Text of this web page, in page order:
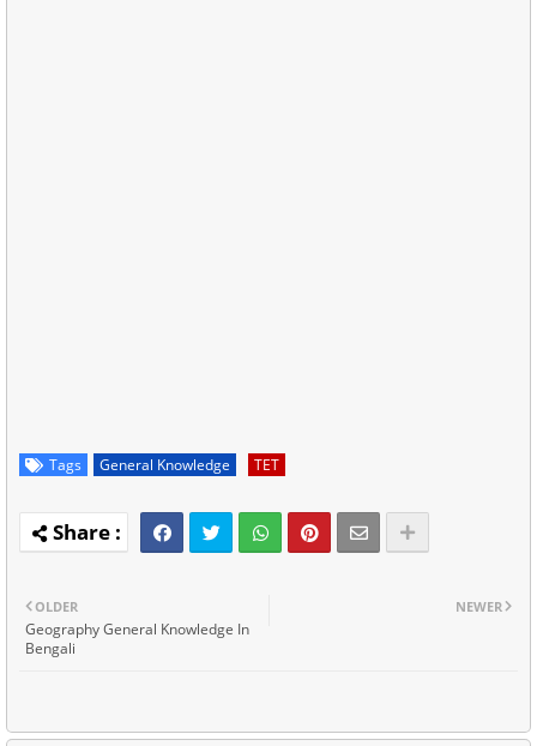
Tags General Knowledge TET
NEWER
OLDER
Geography General Knowledge In
Bengali